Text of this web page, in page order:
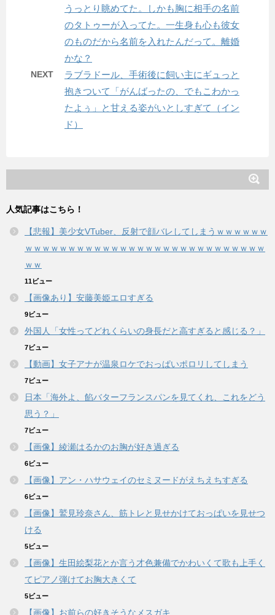
うっとり眺めてた。しかも胸に相手の名前
のタトゥーが入ってた。一生身も心も彼女
のものだから名前を入れたんだって。離婚
かな？
NEXT
ラブラドール、手術後に飼い主にギュっと
抱きついて「がんばったの、でもこわかっ
たよぅ」と甘える姿がいとしすぎて（イン
ド）
人気記事はこちら！
【悲報】美少女VTuber、反射で顔バレしてしまうｗｗｗｗｗｗ
ｗｗｗｗｗｗｗｗｗｗｗｗｗｗｗｗｗｗｗｗｗｗｗｗｗｗｗｗ
ｗｗ
11ビュー
【画像あり】安藤美姫エロすぎる
9ビュー
外国人「女性ってどれくらいの身長だと高すぎると感じる？」
7ビュー
【動画】女子アナが温泉ロケでおっぱいポロリしてしまう
7ビュー
日本「海外よ、餡バターフランスパンを見てくれ、これをどう
思う？」
7ビュー
【画像】綾瀬はるかのお胸が好き過ぎる
6ビュー
【画像】アン・ハサウェイのセミヌードがえちえちすぎる
6ビュー
【画像】鷲見玲奈さん、筋トレと見せかけておっぱいを見せつ
ける
5ビュー
【画像】生田絵梨花とか言う才色兼備でかわいくて歌も上手く
てピアノ弾けてお胸大きくて
5ビュー
【画像】お前らの好きそうなメスガキ